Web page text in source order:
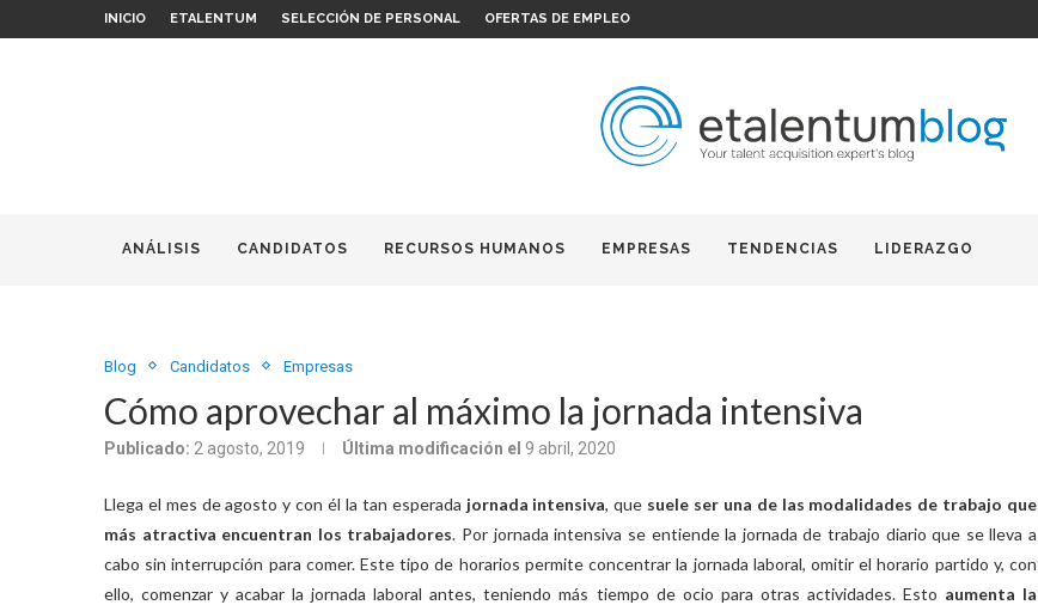
INICIO ETALENTUM SELECCIÓN DE PERSONAL OFERTAS DE EMPLEO
ANÁLISIS CANDIDATOS RECURSOS HUMANOS EMPRESAS TENDENCIAS LIDERAZGO
Blog Candidatos Empresas
Cómo aprovechar al máximo la jornada intensiva
Publicado: 2 agosto, 2019 Última modificación el 9 abril, 2020
Llega el mes de agosto y con él la tan esperada jornada intensiva, que suele ser una de las modalidades de trabajo que
más atractiva encuentran los trabajadores. Por jornada intensiva se entiende la jornada de trabajo diario que se lleva a
cabo sin interrupción para comer. Este tipo de horarios permite concentrar la jornada laboral, omitir el horario partido y, con
ello, comenzar y acabar la jornada laboral antes, teniendo más tiempo de ocio para otras actividades. Esto aumenta la